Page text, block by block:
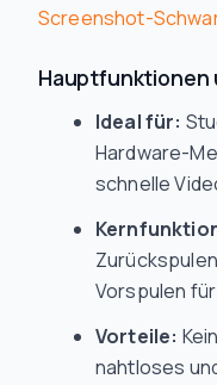
Screenshot-
Hauptfunktionen
Ideal für:
Hardware-
schnelle
Vorspulen
Vorteile:
nahtloses